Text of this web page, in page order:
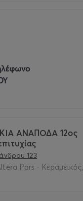
ΑΝΑΠΟΔΑ 12ος
123
Pars - Κεραμεικός,